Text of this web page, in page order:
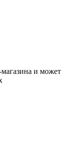
магазина и может